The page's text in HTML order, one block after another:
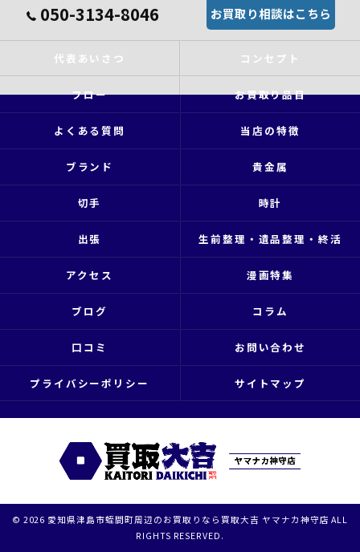
050-3134-8046 お買取り相談はこちら
代表あいさつ コンセプト
フロー お買取り品目
よくある質問 当店の特徴
ブランド 貴金属
切手 時計
出張 生前整理・遺品整理・終活
アクセス 漫画特集
ブログ コラム
口コミ お問い合わせ
プライバシーポリシー サイトマップ
© 2026 愛知県津島市蛭間町周辺のお買取りなら買取大吉 ヤマナカ神守店 ALL
RIGHTS RESERVED.